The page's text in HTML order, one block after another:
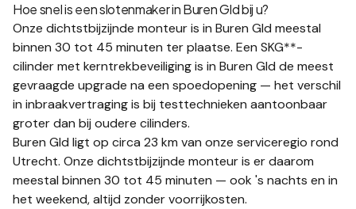
Hoe snel is een slotenmaker inBuren Gldbij u?
Onze dichtstbijzijnde monteur is in Buren Gld meestal
binnen 30 tot 45 minuten ter plaatse. Een SKG**-
cilinder met kerntrekbeveiliging is in Buren Gld de meest
gevraagde upgrade na een spoedopening — het verschil
in inbraakvertraging is bij testtechnieken aantoonbaar
groter dan bij oudere cilinders.
Buren Gld ligt op circa 23 km van onze serviceregio rond
Utrecht. Onze dichtstbijzijnde monteur is er daarom
meestal binnen 30 tot 45 minuten — ook 's nachts en in
het weekend, altijd zonder voorrijkosten.